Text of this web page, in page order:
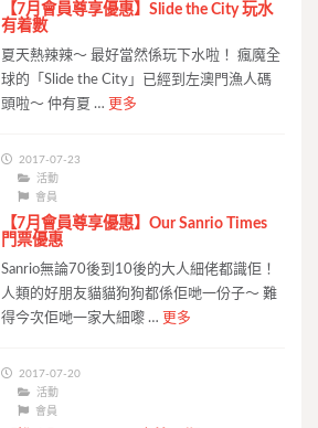
【7月會員尊享優惠】Slide the City 玩水
有着數
夏天熱辣辣～ 最好當然係玩下水啦！ 瘋魔全
球的「Slide the City」已經到左澳門漁人碼
頭啦～ 仲有夏 … 更多
2017-07-23
活動
會員
【7月會員尊享優惠】Our Sanrio Times
門票優惠
Sanrio無論70後到10後的大人細佬都識佢！
人類的好朋友貓貓狗狗都係佢哋一份子～ 難
得今次佢哋一家大細嚟 … 更多
2017-07-20
活動
會員